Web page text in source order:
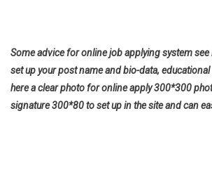
Some advice for online job applying system see
set up your post name and bio-data,
here a clear photo for online apply 300*300
signature 300*80 to set up in the site and can